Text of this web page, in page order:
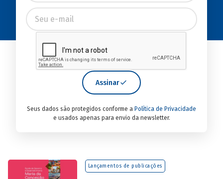
Assinar
Seus dados são protegidos conforme a Política de Privacidade
e usados apenas para envio da newsletter.
Lançamentos de publicações